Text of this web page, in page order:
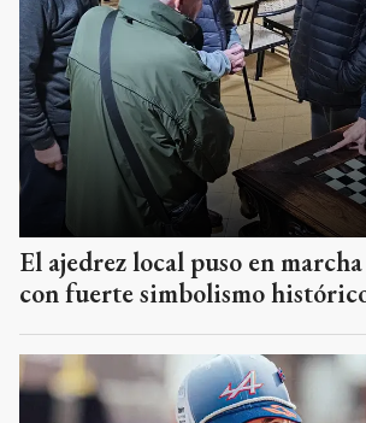
El ajedrez local puso en
con fuerte simbolismo